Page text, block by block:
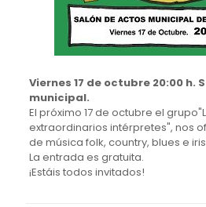
Viernes 17 de octubre 20:00 h.
municipal.
El próximo 17 de octubre el
extraordinarios intérpretes", nos
de música folk, country, blues e
La entrada es gratuita.
¡Estáis todos invitados!